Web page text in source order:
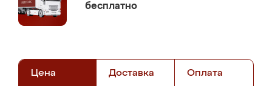
бесплатно
Цена Доставка Оплата